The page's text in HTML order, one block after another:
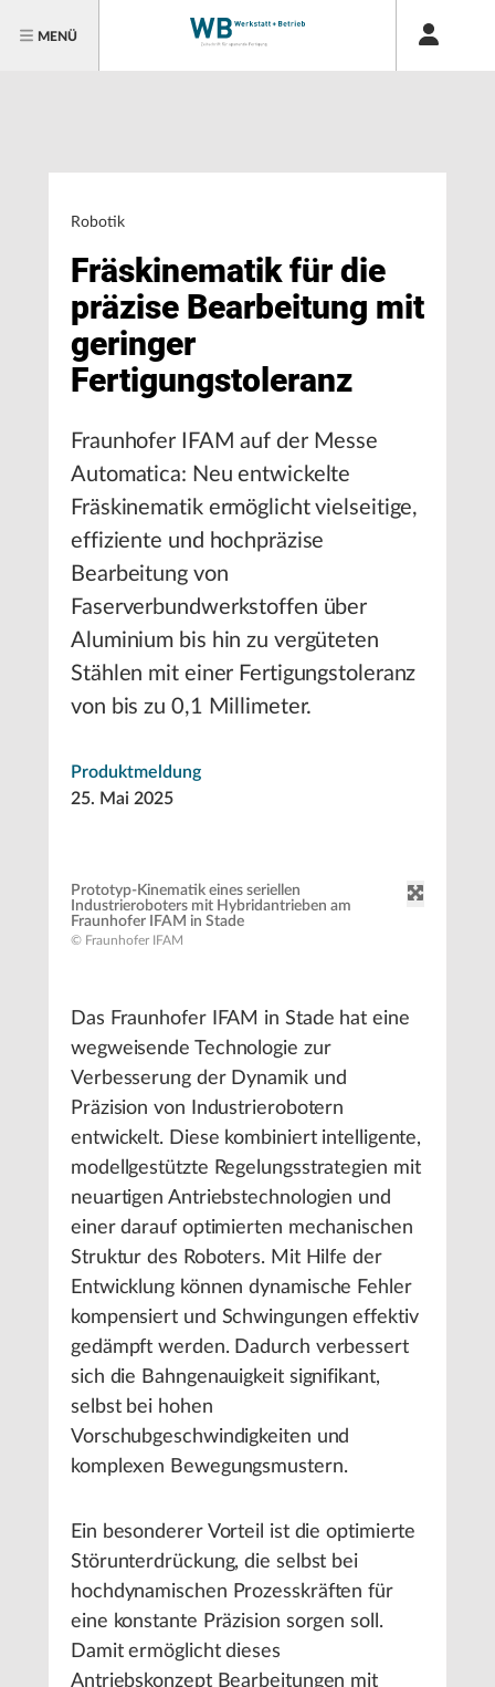
MENÜ
Robotik
Fräskinematik für die
präzise Bearbeitung mit
geringer
Fertigungstoleranz
Fraunhofer IFAM auf der Messe
Automatica: Neu entwickelte
Fräskinematik ermöglicht vielseitige,
effiziente und hochpräzise
Bearbeitung von
Faserverbundwerkstoffen über
Aluminium bis hin zu vergüteten
Stählen mit einer Fertigungstoleranz
von bis zu 0,1 Millimeter.
Produktmeldung
25. Mai 2025
Prototyp-Kinematik eines seriellen
Industrieroboters mit Hybridantrieben am
Fraunhofer IFAM in Stade
© Fraunhofer IFAM
Das Fraunhofer IFAM in Stade hat eine
wegweisende Technologie zur
Verbesserung der Dynamik und
Präzision von Industrierobotern
entwickelt. Diese kombiniert intelligente,
modellgestützte Regelungsstrategien mit
neuartigen Antriebstechnologien und
einer darauf optimierten mechanischen
Struktur des Roboters. Mit Hilfe der
Entwicklung können dynamische Fehler
kompensiert und Schwingungen effektiv
gedämpft werden. Dadurch verbessert
sich die Bahngenauigkeit signifikant,
selbst bei hohen
Vorschubgeschwindigkeiten und
komplexen Bewegungsmustern.
Ein besonderer Vorteil ist die optimierte
Störunterdrückung, die selbst bei
hochdynamischen Prozesskräften für
eine konstante Präzision sorgen soll.
Damit ermöglicht dieses
Antriebskonzept Bearbeitungen mit